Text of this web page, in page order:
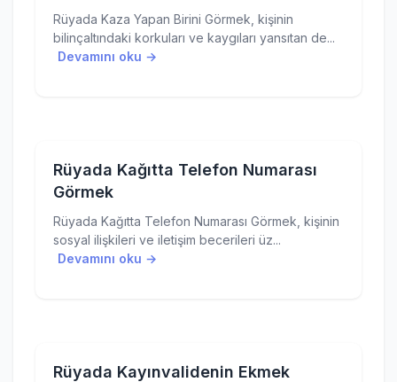
Rüyada Kaza Yapan Birini Görmek, kişinin
bilinçaltındaki korkuları ve kaygıları yansıtan de...
Devamını oku →
Rüyada Kağıtta Telefon Numarası
Görmek
Rüyada Kağıtta Telefon Numarası Görmek, kişinin
sosyal ilişkileri ve iletişim becerileri üz...
Devamını oku →
Rüyada Kayınvalidenin Ekmek